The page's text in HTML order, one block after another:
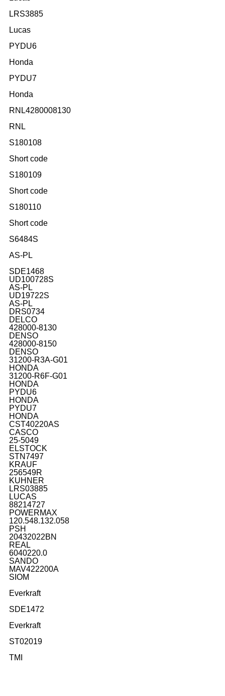
LRS3885
Lucas
PYDU6
Honda
PYDU7
Honda
RNL4280008130
RNL
S180108
Short code
S180109
Short code
S180110
Short code
S6484S
AS-PL
SDE1468
UD100728S
AS-PL
UD19722S
AS-PL
DRS0734
DELCO
428000-8130
DENSO
428000-8150
DENSO
31200-R3A-G01
HONDA
31200-R6F-G01
HONDA
PYDU6
HONDA
PYDU7
HONDA
CST40220AS
CASCO
25-5049
ELSTOCK
STN7497
KRAUF
256549R
KUHNER
LRS03885
LUCAS
88214727
POWERMAX
120.548.132.058
PSH
20432022BN
REAL
6040220.0
SANDO
MAV422200A
SIOM
Everkraft
SDE1472
Everkraft
ST02019
TMI